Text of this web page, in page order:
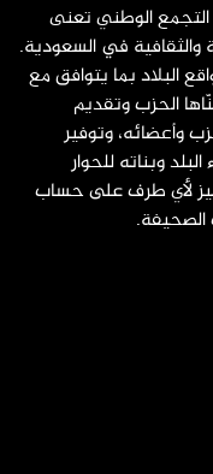
الوطني تعنى
والثقافية في السعودية.
البلاد بما يتوافق مع
الحزب وتقديم
وأعضائه، وتوفير
وبناته للحوار
لأي طرف على حساب
الصحيفة.